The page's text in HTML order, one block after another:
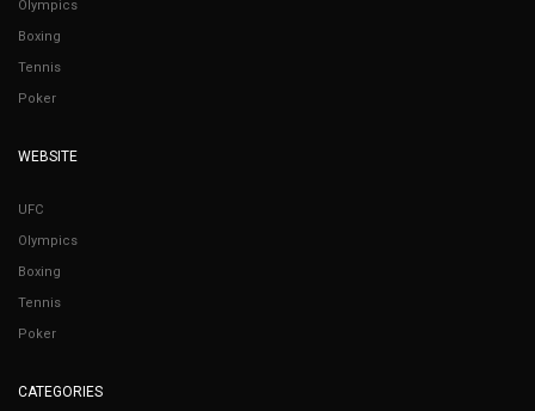
Olympics
Boxing
Tennis
Poker
WEBSITE
UFC
Olympics
Boxing
Tennis
Poker
CATEGORIES